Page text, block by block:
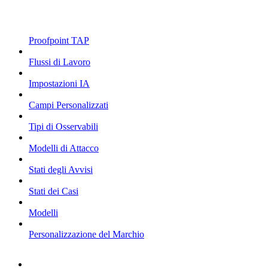
Proofpoint TAP
Flussi di Lavoro
Impostazioni IA
Campi Personalizzati
Tipi di Osservabili
Modelli di Attacco
Stati degli Avvisi
Stati dei Casi
Modelli
Personalizzazione del Marchio